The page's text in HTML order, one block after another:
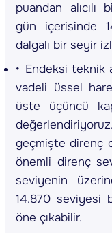
puandan
gün içerisinde
dalgalı bir seyir
Endeksi teknik
vadeli üssel
üste üçüncü
geçmişte direnç
önemli direnç
seviyenin
14.870 seviyesi
öne çıkabilir.